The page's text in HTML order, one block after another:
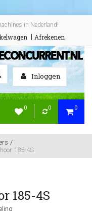
in Nederland!
Afrekenen
Inloggen
0 0 0
185-4S
185-4S